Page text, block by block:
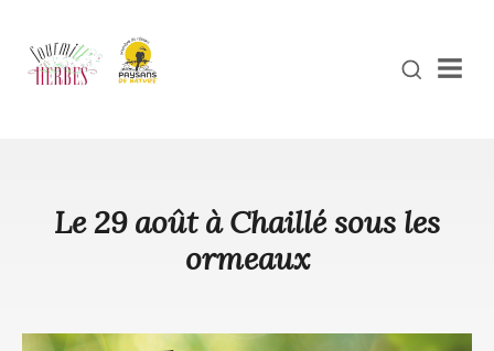
Le 29 août à Chaillé sous les
ormeaux